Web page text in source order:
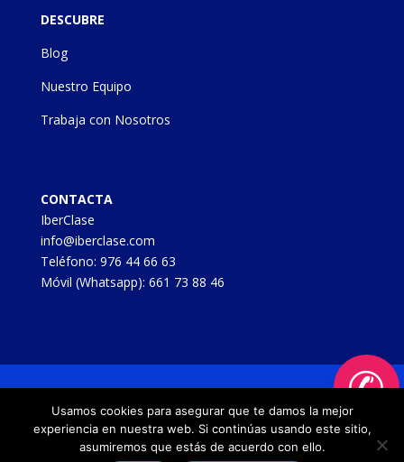
DESCUBRE
Blog
Nuestro Equipo
Trabaja con Nosotros
CONTACTA
IberClase
info@iberclase.com
Teléfono: 976 44 66 63
Móvil (Whatsapp): 661 73 88 46
Clases Online y a Domicilio | © 2024 IBERCLASE
|Aviso legal|Política de cookies|Política de
privacidad/|Mapa del sitio| Web desarrollada por
✆
Usamos cookies para asegurar que te damos la mejor
experiencia en nuestra web. Si continúas usando este sitio,
asumiremos que estás de acuerdo con ello.